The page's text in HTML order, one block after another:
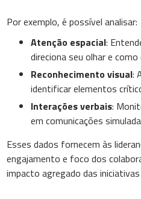
Por exemplo, é possível analisar:
Atenção espacial:
direciona seu olhar e
Reconhecimento visual:
identificar elementos
Interações verbais:
em comunicações
Esses dados fornecem às
engajamento e foco dos
impacto agregado das